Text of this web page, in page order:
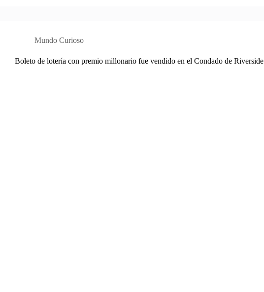
Mundo Curioso
Boleto de lotería con premio millonario fue vendido en el Condado de Riverside